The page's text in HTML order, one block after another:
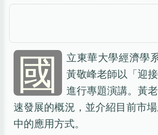
國
立東華大學經濟學
黃敬峰老師以「迎
進行專題演講。黃
速發展的概況，並介紹目前市
中的應用方式。